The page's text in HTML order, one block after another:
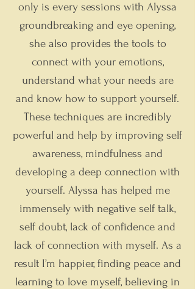
only is every sessions with Alyssa
groundbreaking and eye opening,
she also provides the tools to
connect with your emotions,
understand what your needs are
and know how to support yourself.
These techniques are incredibly
powerful and help by improving self
awareness, mindfulness and
developing a deep connection with
yourself. Alyssa has helped me
immensely with negative self talk,
self doubt, lack of confidence and
lack of connection with myself. As a
result I’m happier, finding peace and
learning to love myself, believing in